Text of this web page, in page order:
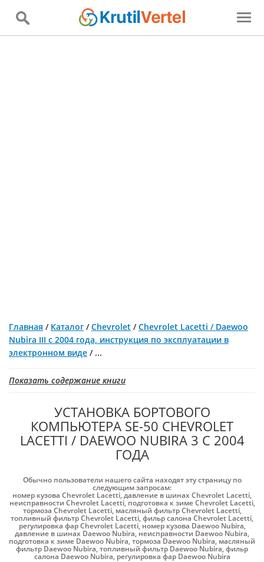
Главная / Каталог /Chevrolet /Chevrolet Lacetti / Daewoo
Nubira III с 2004 года, инструкция по эксплуатации в
электронном виде / ...
Показать содержание книги
УСТАНОВКА БОРТОВОГО
КОМПЬЮТЕРА SE-50 СHEVROLET
LACETTI / DAEWOO NUBIRA 3 С 2004
ГОДА
Обычно пользователи нашего сайта находят эту страницу по
следующим запросам:
номер кузова Chevrolet Lacetti,давление в шинах Chevrolet Lacetti,
неисправности Chevrolet Lacetti, подготовка к зиме Chevrolet Lacetti,
тормоза Chevrolet Lacetti, масляный фильтр Chevrolet Lacetti,
топливный фильтр Chevrolet Lacetti,фильр салона Chevrolet Lacetti,
регулировка фар Chevrolet Lacetti, номер кузова Daewoo Nubira,
давление в шинах Daewoo Nubira, неисправности Daewoo Nubira,
подготовка к зиме Daewoo Nubira,тормоза Daewoo Nubira, масляный
фильтр Daewoo Nubira,топливный фильтр Daewoo Nubira,фильр
салона Daewoo Nubira, регулировка фар Daewoo Nubira